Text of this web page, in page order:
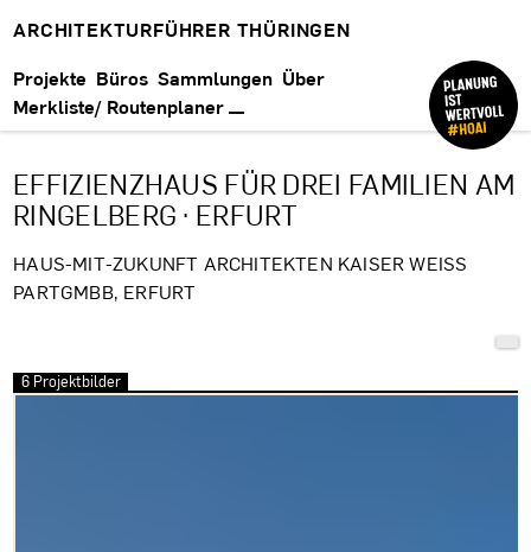
ARCHITEKTURFÜHRER THÜRINGEN
Projekte Büros Sammlungen Über
Merkliste/ Routenplaner
EFFIZIENZHAUS FÜR DREI FAMILIEN AM
RINGELBERG · ERFURT
HAUS-MIT-ZUKUNFT ARCHITEKTEN KAISER WEISS P
ARTGMBB, ERFURT
6 Projektbilder
Bilder überspringen